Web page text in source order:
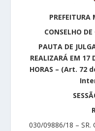
PREFEITURA
CONSELHO
PAUTA DE
REALIZARÁ EM 17
HORAS – (Art. 72
030/09886/18 – SR.